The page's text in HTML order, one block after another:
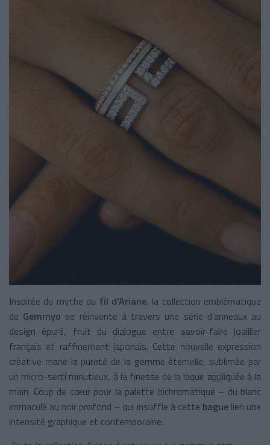
Inspirée du mythe du fil d’Ariane, la collection emblématique
de Gemmyo se réinvente à travers une série d’anneaux au
design épuré, fruit du dialogue entre savoir-faire joaillier
français et raffinement japonais. Cette nouvelle expression
créative marie la pureté de la gemme éternelle, sublimée par
un micro-serti minutieux, à la finesse de la laque appliquée à la
main. Coup de cœur pour la palette bichromatique – du blanc
immaculé au noir profond – qui insuffle à cette bague lien une
intensité graphique et contemporaine.